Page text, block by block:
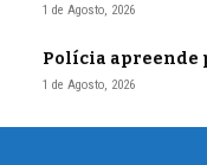
1 de Agosto, 2026
Polícia apreende
1 de Agosto, 2026